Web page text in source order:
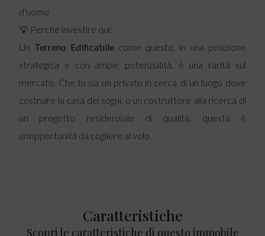
d'uomo
💡 Perché investire qui:
Un Terreno Edificabilecome questo, in una posizione
strategica e con ampie potenzialità, è una rarità sul
mercato. Che tu sia un privato in cerca di un luogo dove
costruire la casa dei sogni, o un costruttore alla ricerca di
un progetto residenziale di qualità, questa è
un'opportunità da cogliere al volo
Caratteristiche
Scopri le caratteristiche di questo immobile